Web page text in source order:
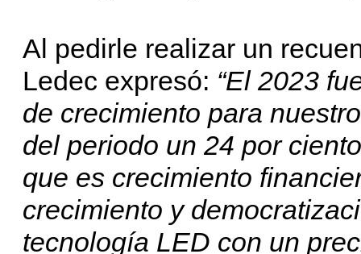
Al pedirle realizar un
Ledec expresó: “El 2023
de crecimiento para
del periodo un 24 por
que es crecimiento
crecimiento y
tecnología LED con un